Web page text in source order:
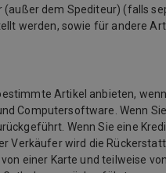
dem Spediteur) (falls
werden, sowie für andere
Artikel anbieten,
Computersoftware. Wenn
Wenn Sie eine
Verkäufer wird die
einer Karte und teilweise